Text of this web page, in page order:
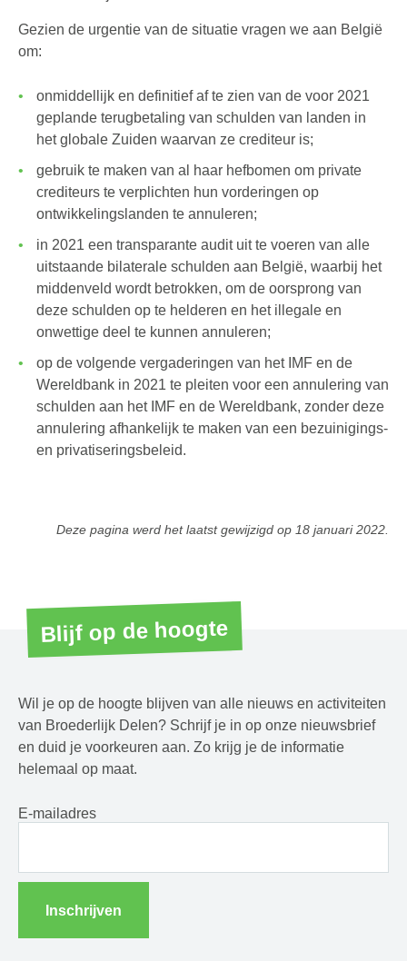
Gezien de urgentie van de situatie vragen we aan België
om:
onmiddellijk en definitief af te zien van de voor 2021
geplande terugbetaling van schulden van landen in
het globale Zuiden waarvan ze crediteur is;
gebruik te maken van al haar hefbomen om private
crediteurs te verplichten hun vorderingen op
ontwikkelingslanden te annuleren;
in 2021 een transparante audit uit te voeren van alle
uitstaande bilaterale schulden aan België, waarbij het
middenveld wordt betrokken, om de oorsprong van
deze schulden op te helderen en het illegale en
onwettige deel te kunnen annuleren;
op de volgende vergaderingen van het IMF en de
Wereldbank in 2021 te pleiten voor een annulering van
schulden aan het IMF en de Wereldbank, zonder deze
annulering afhankelijk te maken van een bezuinigings-
en privatiseringsbeleid.
Deze pagina werd het laatst gewijzigd op 18 januari 2022
Blijf op de hoogte
Wil je op de hoogte blijven van alle nieuws en activiteiten
van Broederlijk Delen? Schrijf je in op onze nieuwsbrief
en duid je voorkeuren aan. Zo krijg je de informatie
helemaal op maat.
E-mailadres
Inschrijven